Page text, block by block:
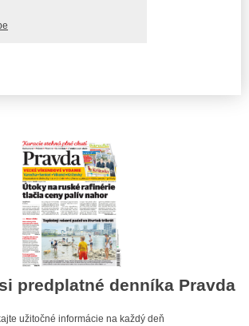
predplatné denníka Pravda
užitočné informácie na každý deň